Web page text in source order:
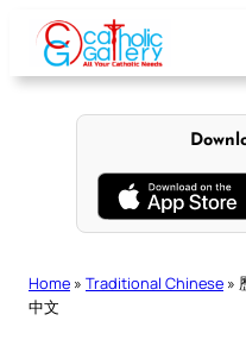
content
Home » Traditional Chinese »
中文